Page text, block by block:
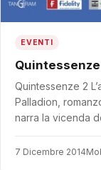
EVENTI
Quintessenze 2
Palladion,
narra la vicenda
7 Dicembre 2014